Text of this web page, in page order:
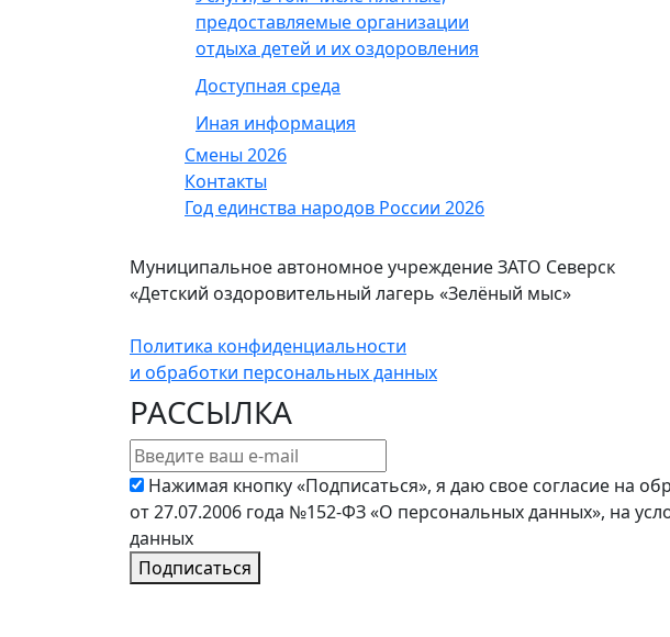
предоставляемые организации
отдыха детей и их оздоровления
Доступная среда
Иная информация
Смены 2026
Контакты
Год единства народов России 2026
РАССЫЛКА
Нажимая кнопку «Подписаться», я даю свое согласие на
от 27.07.2006 года №152-ФЗ «О персональных данных», на
данных
Подписаться
Муниципальное автономное учреждение ЗАТО Северск
«Детский оздоровительный лагерь «Зелёный мыс»
Политика конфиденциальности
и обработки персональных данных